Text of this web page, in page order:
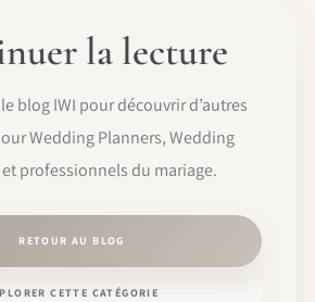
la lecture
blog IWI pour découvrir d’autres
Wedding Planners, Wedding
professionnels du mariage.
RETOUR AU BLOG
CETTE CATÉGORIE